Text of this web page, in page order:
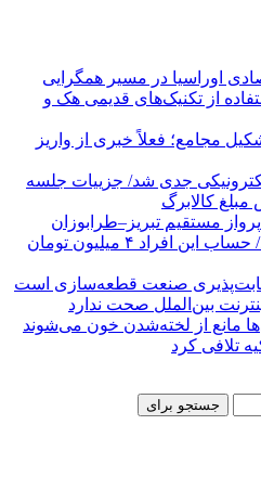
اوراسیا در مسیر همگرایی
از تکنیک‌های قدیمی هک و
مجامع؛ فعلاً خبری از واریز
جدی شد/ جزییات جلسه
مبلغ کالابرگ
مستقیم تبریز–طرابوزان
سرپرستان خانوار بخوانند/ حساب این افراد ۴ میلیون تومان
صنعت قطعه‌سازی است
مانع از لخته‌شدن خون می‌شوند
تلافی کرد
جستجو برای